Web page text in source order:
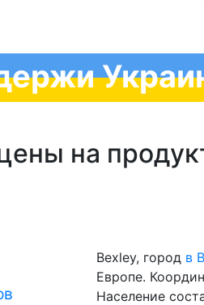
на
Bexley, город в
Европе.
Население